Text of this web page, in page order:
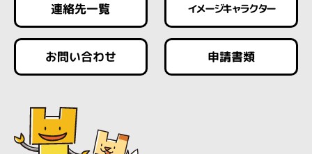
連絡先一覧 イメージキャラクター
お問い合わせ 申請書類